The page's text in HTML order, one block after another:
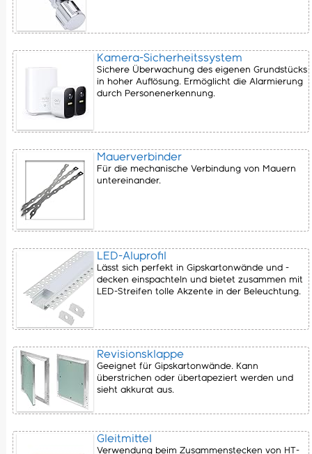
Kamera-Sicherheitssystem
Sichere Überwachung des eigenen Grundstücks
in hoher Auflösung. Ermöglicht die Alarmierung
durch Personenerkennung.
Mauerverbinder
Für die mechanische Verbindung von Mauern
untereinander.
LED-Aluprofil
Lässt sich perfekt in Gipskartonwände und -
decken einspachteln und bietet zusammen mit
LED-Streifen tolle Akzente in der Beleuchtung.
Revisionsklappe
Geeignet für Gipskartonwände. Kann
überstrichen oder übertapeziert werden und
sieht akkurat aus.
Gleitmittel
Verwendung beim Zusammenstecken von HT-